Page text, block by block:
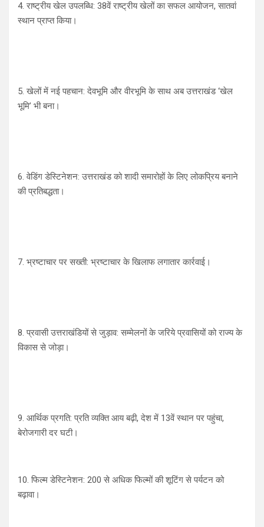
4. राष्ट्रीय खेल उपलब्धि: 38वें राष्ट्रीय खेलों का सफल आयोजन, सातवां
स्थान प्राप्त किया।
5. खेलों में नई पहचान: देवभूमि और वीरभूमि के साथ अब उत्तराखंड ‘खेल
भूमि’ भी बना।
6. वेडिंग डेस्टिनेशन: उत्तराखंड को शादी समारोहों के लिए लोकप्रिय बनाने
की प्रतिबद्धता।
7. भ्रष्टाचार पर सख्ती: भ्रष्टाचार के खिलाफ लगातार कार्रवाई।
8. प्रवासी उत्तराखंडियों से जुड़ाव: सम्मेलनों के जरिये प्रवासियों को राज्य के
विकास से जोड़ा।
9. आर्थिक प्रगति: प्रति व्यक्ति आय बढ़ी, देश में 13वें स्थान पर पहुंचा,
बेरोजगारी दर घटी।
10. फिल्म डेस्टिनेशन: 200 से अधिक फिल्मों की शूटिंग से पर्यटन को
बढ़ावा।